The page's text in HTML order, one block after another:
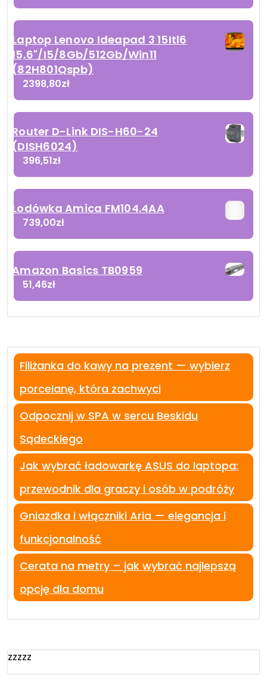
Laptop Lenovo Ideapad 3 15Itl6
15,6"/I5/8Gb/512Gb/Win11
(82H801Qspb)
2398,80zł
Router D-Link DIS-H60-24
(DISH6024)
396,51zł
Lodówka Amica FM104.4AA
739,00zł
Amazon Basics TB0959
51,46zł
Filiżanka do kawy na prezent — wybierz
porcelanę, która zachwyci
Odpocznij w SPA w sercu Beskidu
Sądeckiego
Jak wybrać ładowarkę ASUS do laptopa:
przewodnik dla graczy i osób w podróży
Gniazdka i włączniki Aria — elegancja i
funkcjonalność
Cerata na metry – jak wybrać najlepszą
opcję dla domu
zzzzz